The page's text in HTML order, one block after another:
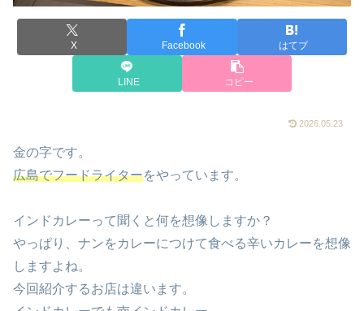
X Facebook はてブ
LINE コピー
2026.05.23
金の字です。
広島でフードライターをやっています。
インドカレーって聞くと何を想像しますか？
やっぱり、ナンをカレーにつけて食べる辛いカレーを想像
しますよね。
今回紹介するお店は違います。